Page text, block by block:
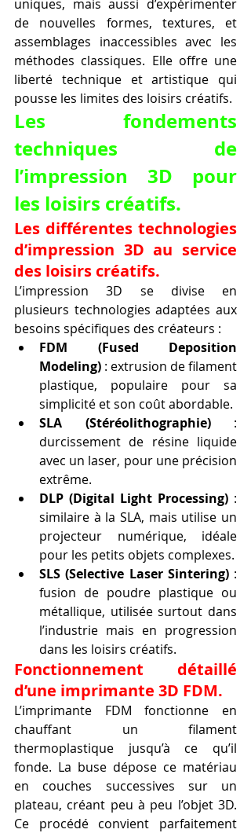
uniques, mais aussi d’expérimenter
de nouvelles formes, textures, et
assemblages inaccessibles avec les
méthodes classiques. Elle offre une
liberté technique et artistique qui
pousse les limites des loisirs créatifs.
Les fondements
techniques de
l’impression 3D pour
les loisirs créatifs.
Les différentes technologies
d’impression 3D au service
des loisirs créatifs.
L’impression 3D se divise en
plusieurs technologies adaptées aux
besoins spécifiques des créateurs :
FDM (Fused Deposition
Modeling) : extrusion de filament
plastique, populaire pour sa
simplicité et son coût abordable.
SLA (Stéréolithographie) :
durcissement de résine liquide
avec un laser, pour une précision
extrême.
DLP (Digital Light Processing) :
similaire à la SLA, mais utilise un
projecteur numérique, idéale
pour les petits objets complexes.
SLS (Selective Laser Sintering) :
fusion de poudre plastique ou
métallique, utilisée surtout dans
l’industrie mais en progression
dans les loisirs créatifs.
Fonctionnement détaillé
d’une imprimante 3D FDM.
L’imprimante FDM fonctionne en
chauffant un filament
thermoplastique jusqu’à ce qu’il
fonde. La buse dépose ce matériau
en couches successives sur un
plateau, créant peu à peu l’objet 3D.
Ce procédé convient parfaitement